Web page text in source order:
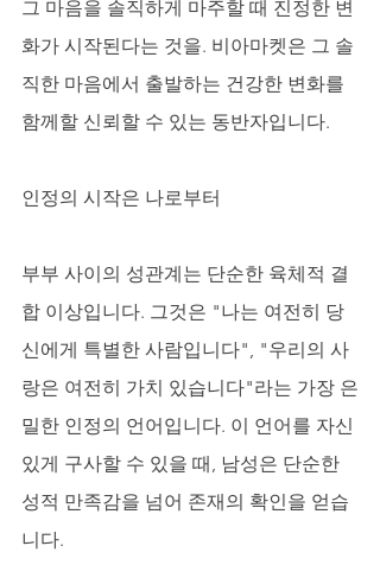
그 마음을 솔직하게 마주할 때 진정한 변
화가 시작된다는 것을. 비아마켓은 그 솔
직한 마음에서 출발하는 건강한 변화를
함께할 신뢰할 수 있는 동반자입니다.
인정의 시작은 나로부터
부부 사이의 성관계는 단순한 육체적 결
합 이상입니다. 그것은 "나는 여전히 당
신에게 특별한 사람입니다", "우리의 사
랑은 여전히 가치 있습니다"라는 가장 은
밀한 인정의 언어입니다. 이 언어를 자신
있게 구사할 수 있을 때, 남성은 단순한
성적 만족감을 넘어 존재의 확인을 얻습
니다.